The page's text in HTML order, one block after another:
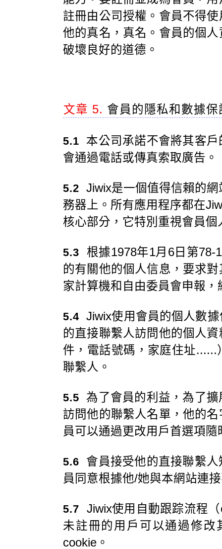
註冊由公司授權。會員不得
他的真名，真名。會員的個
破壞良好的道德。
文章 5. 會員的隱私和數據保
5.1 本公司承諾不會將其客
會通過電話或傳真索取廣告。
5.2 Jiwix是一個值得信賴的
務器上。所有應用程序都在
核心部分，它特別重視會員
5.3 根據1978年1月6日第78-
的有關他的個人信息，要求
家計算機和自由委員會申報，
5.4 Jiwix使用會員的個人數
的直接聯繫人訪問他的個人
件，電話號碼，家庭住址
聯繫人。
5.5 為了會員的利益，為了
訪問他的聯繫人名單，他的
員可以通過更改用戶首選項
5.6 會員接受他的直接聯繫
員同意根據他/她與本網站連
5.7 Jiwix使用自動跟踪流程
未註冊的用戶可以通過修改
cookie。